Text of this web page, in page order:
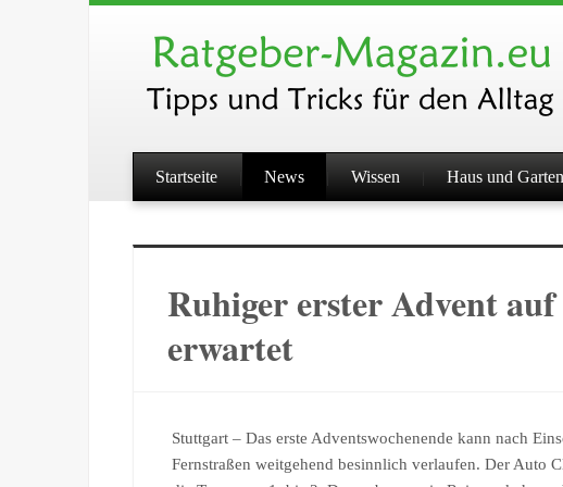
Startseite News Wissen Haus und Garten
Ruhiger erster Advent
erwartet
Stuttgart – Das erste Adventswochenende kann nach
Fernstraßen weitgehend besinnlich verlaufen. Der Auto